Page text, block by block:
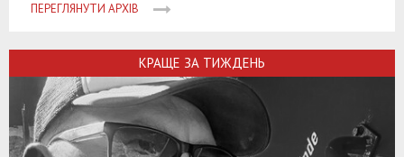
ПЕРЕГЛЯНУТИ АРХІВ
КРАЩЕ ЗА ТИЖДЕНЬ